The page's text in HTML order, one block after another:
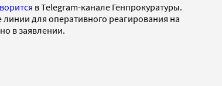
в Telegram-канале Генпрокуратуры.
для оперативного реагирования на
в заявлении.